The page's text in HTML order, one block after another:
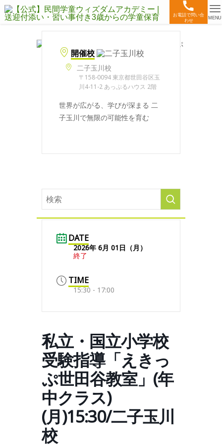
お電話で問い合
わせ
MENU
開催校
二子玉川校
〒158-0094 東京都世田谷区玉
川4-11-2 あっぷるハウス 2階
世界が広がる、学びが深まる 二
子玉川で無限の可能性を育む
DATE
2026年 6月 01日（月）
終了
TIME
15:30 - 17:00
私立・国立小学校
受験指導「えきっ
ぷ世田谷教室」(年
中クラス)
(月)15:30/二子玉川
校